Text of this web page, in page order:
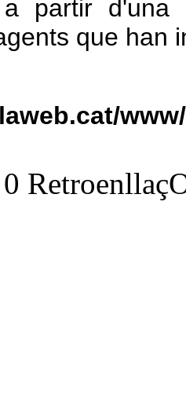
a partir d'una
que han
0